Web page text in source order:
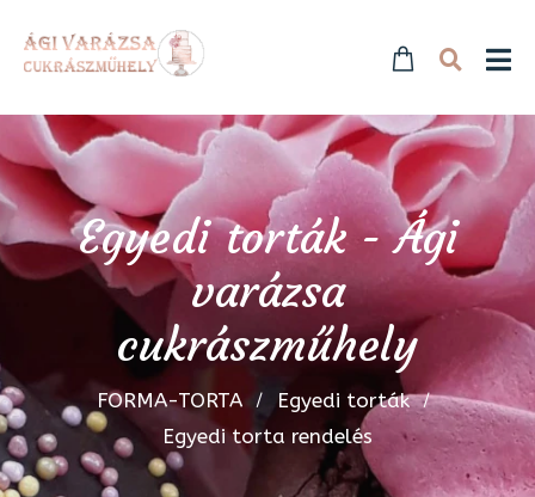
Egyedi torták - Ági
varázsa
cukrászműhely
FORMA-TORTA
Egyedi torták
Egyedi torta rendelés